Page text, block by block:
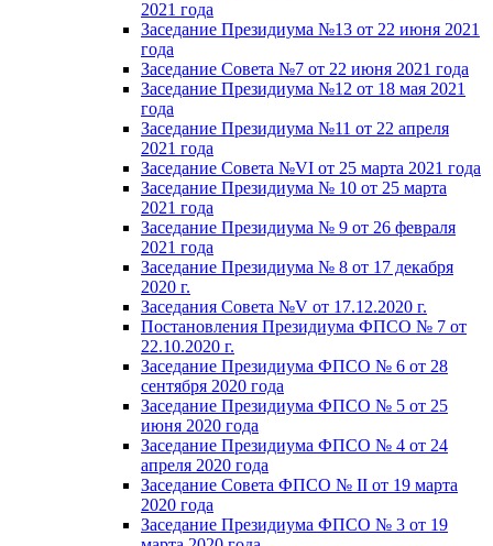
2021 года
Заседание Президиума №13 от 22 июня 2021
года
Заседание Совета №7 от 22 июня 2021 года
Заседание Президиума №12 от 18 мая 2021
года
Заседание Президиума №11 от 22 апреля
2021 года
Заседание Совета №VI от 25 марта 2021 года
Заседание Президиума № 10 от 25 марта
2021 года
Заседание Президиума № 9 от 26 февраля
2021 года
Заседание Президиума № 8 от 17 декабря
2020 г.
Заседания Совета №V от 17.12.2020 г.
Постановления Президиума ФПСО № 7 от
22.10.2020 г.
Заседание Президиума ФПСО № 6 от 28
сентября 2020 года
Заседание Президиума ФПСО № 5 от 25
июня 2020 года
Заседание Президиума ФПСО № 4 от 24
апреля 2020 года
Заседание Совета ФПСО № II от 19 марта
2020 года
Заседание Президиума ФПСО № 3 от 19